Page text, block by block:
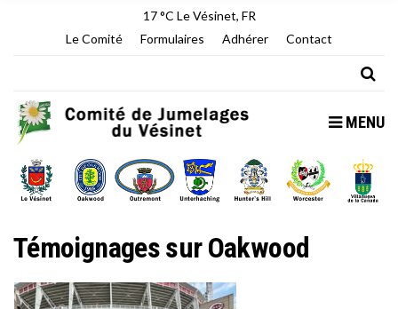
17 °C Le Vésinet, FR
Le Comité
Formulaires Adhérer Contact
MENU
Témoignages sur Oakwood